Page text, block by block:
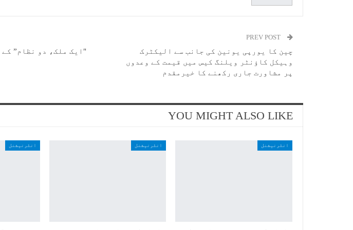
چین کا یورپی یونین کی جانب سے الیکٹرک
وہیکل کاؤنٹر ویلنگ کیس میں قیمت کے وعدوں
پر مشاورت جاری رکھنے کا خیرمقدم
"ایک ملک، دو نظام”
YOU MIGHT ALSO LIKE
انٹرنیشنل انٹرنیشنل انٹرنیشنل